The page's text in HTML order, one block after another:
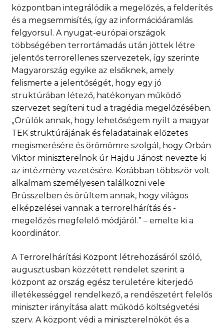
központban integrálódik a megelőzés, a felderítés
és a megsemmisítés, így az információáramlás
felgyorsul. A nyugat-európai országok
többségében terrortámadás után jöttek létre
jelentős terrorellenes szervezetek, így szerinte
Magyarország egyike az elsőknek, amely
felismerte a jelentőségét, hogy egy jó
struktúrában létező, hatékonyan működő
szervezet segíteni tud a tragédia megelőzésében.
„Örülök annak, hogy lehetőségem nyílt a magyar
TEK struktúrájának és feladatainak előzetes
megismerésére és örömömre szolgál, hogy Orbán
Viktor miniszterelnök úr Hajdu Jánost nevezte ki
az intézmény vezetésére. Korábban többször volt
alkalmam személyesen találkozni vele
Brüsszelben és örültem annak, hogy világos
elképzelései vannak a terrorelhárítás és -
megelőzés megfelelő módjáról.” – emelte ki a
koordinátor.
A Terrorelhárítási Központ létrehozásáról szóló,
augusztusban közzétett rendelet szerint a
központ az ország egész területére kiterjedő
illetékességgel rendelkező, a rendészetért felelős
miniszter irányítása alatt működő költségvetési
szerv. A központ védi a miniszterelnököt és a